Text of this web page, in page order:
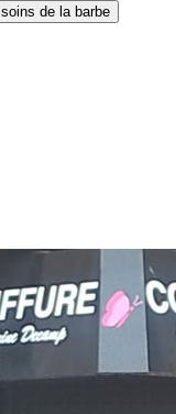
soins de la barbe